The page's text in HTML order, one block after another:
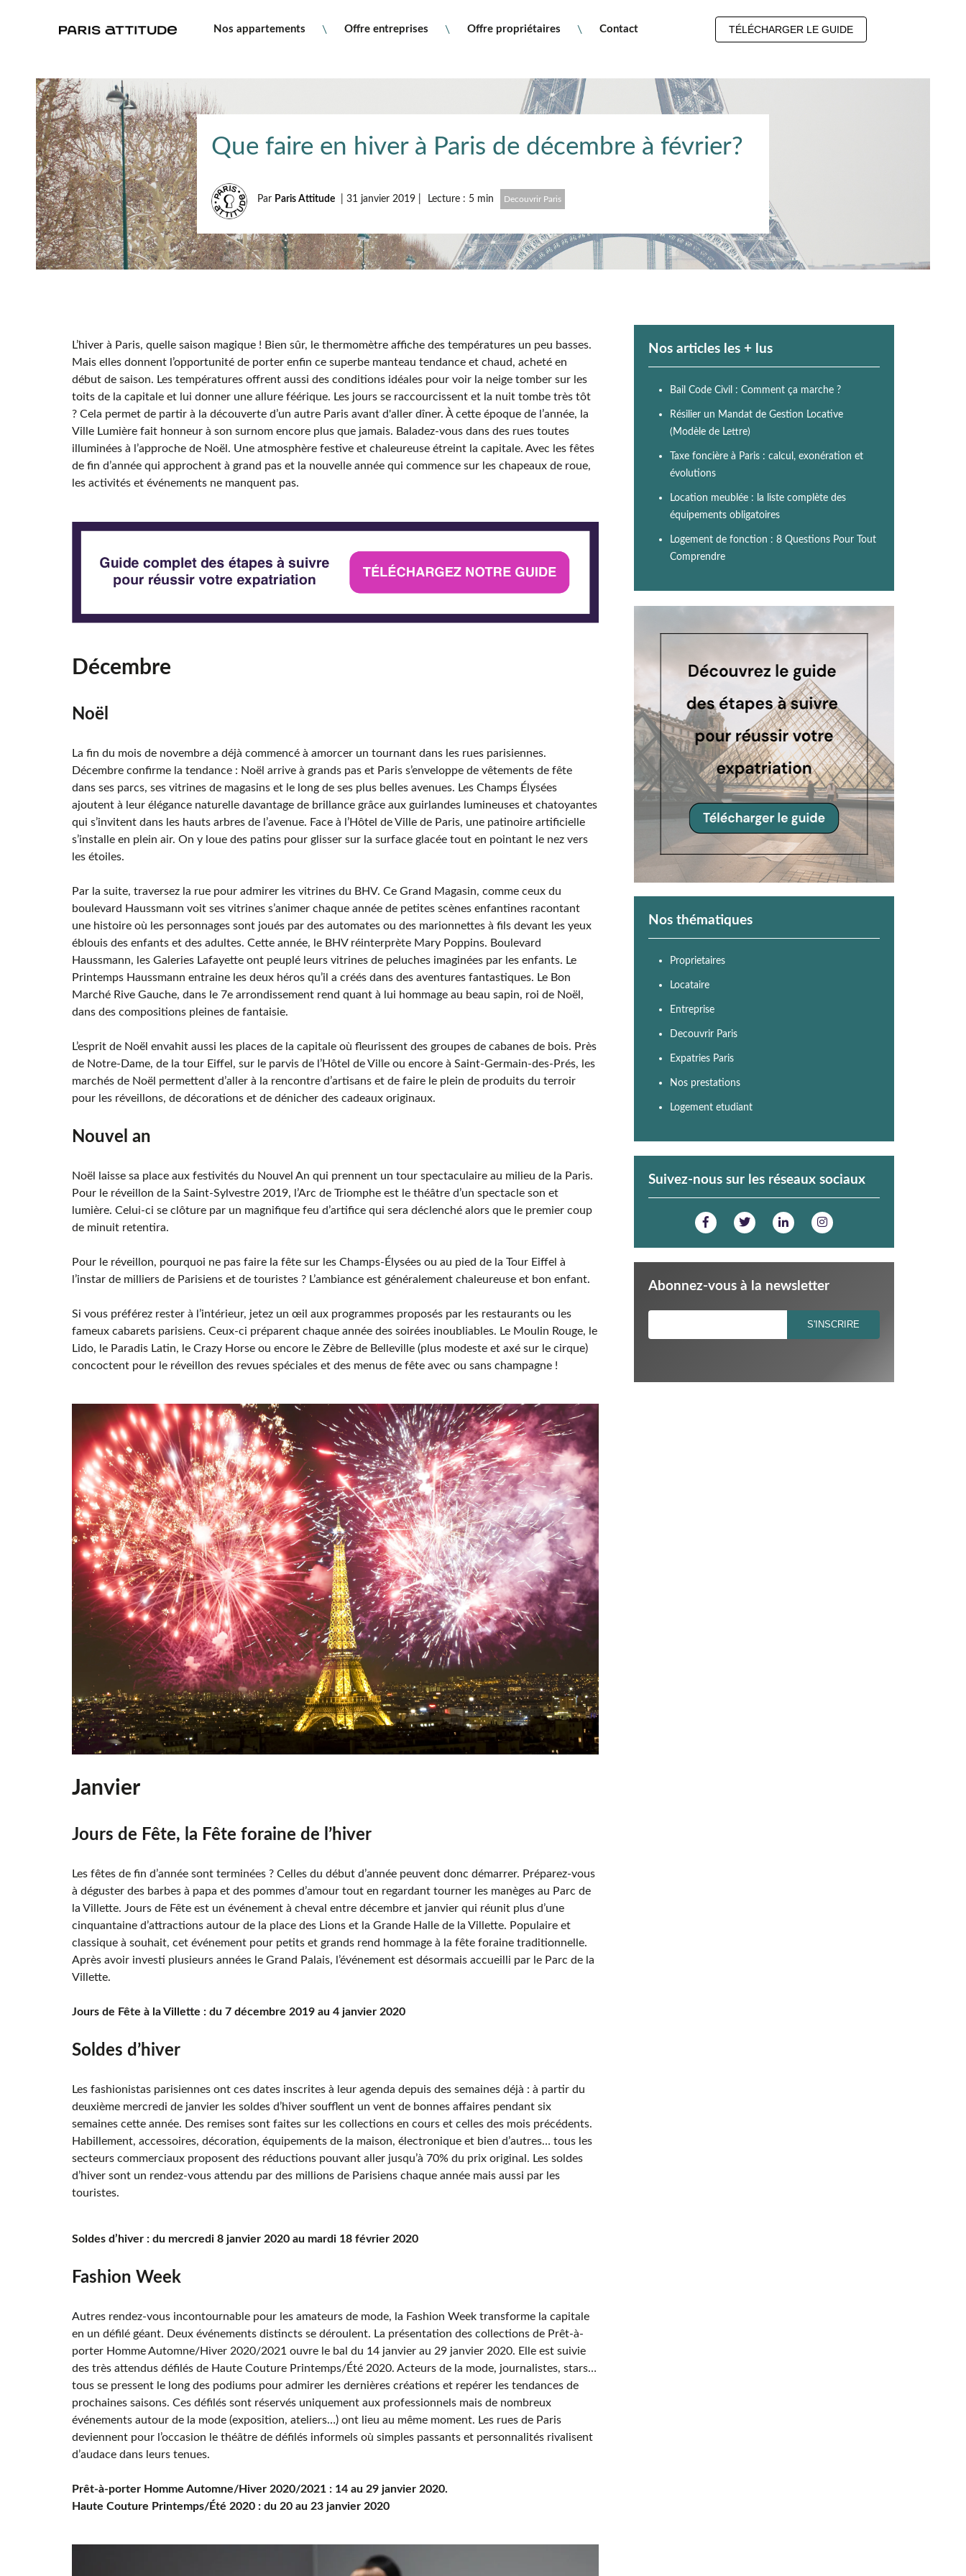
Nos appartements Offre entreprises Offre propriétaires Contact TÉLÉCHARGER LE GUIDE
Que faire en hiver à Paris de décembre à février?
Par Paris Attitude |31 janvier 2019 Lecture : 5 min Decouvrir Paris
L’hiver à Paris, quelle saison magique ! Bien sûr, le thermomètre affiche des températures un peu basses.
Mais elles donnent l’opportunité de porter enfin ce superbe manteau tendance et chaud, acheté en
début de saison. Les températures offrent aussi des conditions idéales pour voir la neige tomber sur les
toits de la capitale et lui donner une allure féérique. Les jours se raccourcissent et la nuit tombe très tôt
? Cela permet de partir à la découverte d’un autre Paris avant d'aller dîner. À cette époque de l’année, la
Ville Lumière fait honneur à son surnom encore plus que jamais. Baladez-vous dans des rues toutes
illuminées à l’approche de Noël. Une atmosphère festive et chaleureuse étreint la capitale. Avec les fêtes
de fin d’année qui approchent à grand pas et la nouvelle année qui commence sur les chapeaux de roue,
les activités et événements ne manquent pas.
Décembre
Noël
La fin du mois de novembre a déjà commencé à amorcer un tournant dans les rues parisiennes.
Décembre confirme la tendance : Noël arrive à grands pas et Paris s’enveloppe de vêtements de fête
dans ses parcs, ses vitrines de magasins et le long de ses plus belles avenues. Les Champs Élysées
ajoutent à leur élégance naturelle davantage de brillance grâce aux guirlandes lumineuses et chatoyantes
qui s’invitent dans les hauts arbres de l’avenue. Face à l’Hôtel de Ville de Paris, une patinoire artificielle
s’installe en plein air. On y loue des patins pour glisser sur la surface glacée tout en pointant le nez vers
les étoiles.
Par la suite, traversez la rue pour admirer les vitrines du BHV. Ce Grand Magasin, comme ceux du
boulevard Haussmann voit ses vitrines s’animer chaque année de petites scènes enfantines racontant
une histoire où les personnages sont joués par des automates ou des marionnettes à fils devant les yeux
éblouis des enfants et des adultes. Cette année, le BHV réinterprète Mary Poppins. Boulevard
Haussmann, les Galeries Lafayette ont peuplé leurs vitrines de peluches imaginées par les enfants. Le
Printemps Haussmann entraine les deux héros qu’il a créés dans des aventures fantastiques. Le Bon
Marché Rive Gauche, dans le 7e arrondissement rend quant à lui hommage au beau sapin, roi de Noël,
dans des compositions pleines de fantaisie.
L’esprit de Noël envahit aussi les places de la capitale où fleurissent des groupes de cabanes de bois. Près
de Notre-Dame, de la tour Eiffel, sur le parvis de l’Hôtel de Ville ou encore à Saint-Germain-des-Prés, les
marchés de Noël permettent d’aller à la rencontre d’artisans et de faire le plein de produits du terroir
pour les réveillons, de décorations et de dénicher des cadeaux originaux.
Nouvel an
Noël laisse sa place aux festivités du Nouvel An qui prennent un tour spectaculaire au milieu de la Paris.
Pour le réveillon de la Saint-Sylvestre 2019, l’Arc de Triomphe est le théâtre d’un spectacle son et
lumière. Celui-ci se clôture par un magnifique feu d’artifice qui sera déclenché alors que le premier coup
de minuit retentira.
Pour le réveillon, pourquoi ne pas faire la fête sur les Champs-Élysées ou au pied de la Tour Eiffel à
l’instar de milliers de Parisiens et de touristes ? L’ambiance est généralement chaleureuse et bon enfant.
Si vous préférez rester à l’intérieur, jetez un œil aux programmes proposés par les restaurants ou les
fameux cabarets parisiens. Ceux-ci préparent chaque année des soirées inoubliables. Le Moulin Rouge, le
Lido, le Paradis Latin, le Crazy Horse ou encore le Zèbre de Belleville (plus modeste et axé sur le cirque)
concoctent pour le réveillon des revues spéciales et des menus de fête avec ou sans champagne !
Janvier
Jours de Fête, la Fête foraine de l’hiver
Les fêtes de fin d’année sont terminées ? Celles du début d’année peuvent donc démarrer. Préparez-vous
à déguster des barbes à papa et des pommes d’amour tout en regardant tourner les manèges au Parc de
la Villette. Jours de Fête est un événement à cheval entre décembre et janvier qui réunit plus d’une
cinquantaine d’attractions autour de la place des Lions et la Grande Halle de la Villette. Populaire et
classique à souhait, cet événement pour petits et grands rend hommage à la fête foraine traditionnelle.
Après avoir investi plusieurs années le Grand Palais, l’événement est désormais accueilli par le Parc de la
Villette.
Jours de Fête à la Villette : du 7 décembre 2019 au 4 janvier 2020
Soldes d’hiver
Les fashionistas parisiennes ont ces dates inscrites à leur agenda depuis des semaines déjà : à partir du
deuxième mercredi de janvier les soldes d’hiver soufflent un vent de bonnes affaires pendant six
semaines cette année. Des remises sont faites sur les collections en cours et celles des mois précédents.
Habillement, accessoires, décoration, équipements de la maison, électronique et bien d’autres… tous les
secteurs commerciaux proposent des réductions pouvant aller jusqu’à 70% du prix original. Les soldes
d’hiver sont un rendez-vous attendu par des millions de Parisiens chaque année mais aussi par les
touristes.
Soldes d’hiver : du mercredi 8 janvier 2020 au mardi 18 février 2020
Fashion Week
Autres rendez-vous incontournable pour les amateurs de mode, la Fashion Week transforme la capitale
en un défilé géant. Deux événements distincts se déroulent. La présentation des collections de Prêt-à-
porter Homme Automne/Hiver 2020/2021 ouvre le bal du 14 janvier au 29 janvier 2020. Elle est suivie
des très attendus défilés de Haute Couture Printemps/Été 2020. Acteurs de la mode, journalistes, stars…
tous se pressent le long des podiums pour admirer les dernières créations et repérer les tendances de
prochaines saisons. Ces défilés sont réservés uniquement aux professionnels mais de nombreux
événements autour de la mode (exposition, ateliers…) ont lieu au même moment. Les rues de Paris
deviennent pour l’occasion le théâtre de défilés informels où simples passants et personnalités rivalisent
d’audace dans leurs tenues.
Prêt-à-porter Homme Automne/Hiver 2020/2021 : 14 au 29 janvier 2020.
Haute Couture Printemps/Été 2020 : du 20 au 23 janvier 2020
Nos articles les + lus
Bail Code Civil : Comment ça marche ?
Résilier un Mandat de Gestion Locative
(Modèle de Lettre)
Taxe foncière à Paris : calcul, exonération et
évolutions
Location meublée : la liste complète des
équipements obligatoires
Logement de fonction : 8 Questions Pour Tout
Comprendre
Nos thématiques
Proprietaires
Locataire
Entreprise
Decouvrir Paris
Expatries Paris
Nos prestations
Logement etudiant
Suivez-nous sur les réseaux sociaux
Abonnez-vous à la newsletter